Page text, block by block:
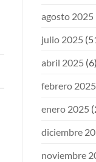
agosto 2025
julio 2025
abril 2025 (6)
febrero 2025
enero 2025
diciembre
noviembre